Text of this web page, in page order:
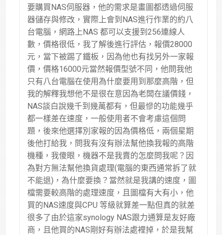
要購買NAS伺服器，他的需求是畫圖都透過伺服
器儲存與修改，實際上會到NAS進行作業的約八
台電腦，網路上NAS 都可以支援到256連線人
數，價格很低，我了解後進行評估，報價28000
元，當下被踢了鐵板，因為他也有找另外一家報
價，價格16000元當然報價型號不同，他問我他
只有八台電腦在使用為什麼要用到那麼高階，但
我的解釋我想他不是很在意因為老闆在議價錢，
NAS談白說幾千到幾萬都有，但最慘的功能幾乎
都一樣差在速度，一般使用者不會考慮這個問
題，後來他選擇別家報的因為價格低，兩個星期
後他打給我，問我有沒有辦法幫他換我報的高階
機種，我傻眼，機器不是我賣的怎麼問我呢？因
為對方無法幫他換貨處理(電腦的東西通常拆了就
不能退)，為什麼要換？當然就是我講的速度，圖
檔需要較高階的處理速度，且圖檔有大有小，他
買的NAS速度與CPU 等級就算差一點但真的就差
很多了由於這家synology NAS跟力通算是友好廠
商，且他買的NAS剛好有辦法處裡掉，於是我幫